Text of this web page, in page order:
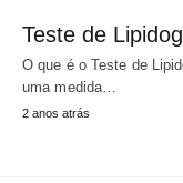
Teste de
O que é o Teste de
uma medida…
2 anos atrás